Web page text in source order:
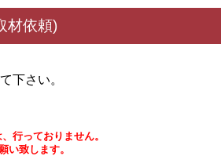
材依頼)
下さい。
行っておりません。
致します。